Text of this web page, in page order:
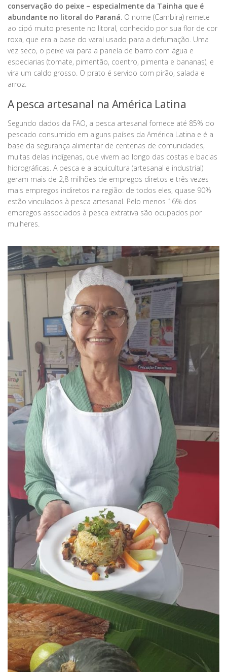
conservação do peixe – especialmente da Tainha que é
abundante no litoral do Paraná. O nome (Cambira) remete
ao cipó muito presente no litoral, conhecido por sua flor de cor
roxa, que era a base do varal usado para a defumação. Uma
vez seco, o peixe vai para a panela de barro com água e
especiarias (tomate, pimentão, coentro, pimenta e bananas), e
vira um caldo grosso. O prato é servido com pirão, salada e
arroz.
A pesca artesanal na América Latina
Segundo dados da FAO, a pesca artesanal fornece até 85% do
pescado consumido em alguns países da América Latina e é a
base da segurança alimentar de centenas de comunidades,
muitas delas indígenas, que vivem ao longo das costas e bacias
hidrográficas. A pesca e a aquicultura (artesanal e industrial)
geram mais de 2,8 milhões de empregos diretos e três vezes
mais empregos indiretos na região: de todos eles, quase 90%
estão vinculados à pesca artesanal. Pelo menos 16% dos
empregos associados à pesca extrativa são ocupados por
mulheres.